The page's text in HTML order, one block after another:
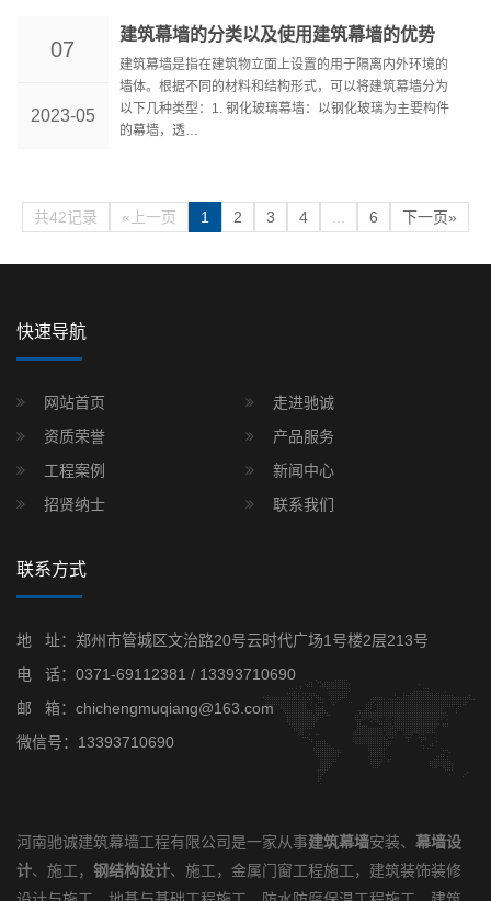
07
2023-05
建筑幕墙的分类以及使用建筑幕墙的优势
建筑幕墙是指在建筑物立面上设置的用于隔离内外环境的
墙体。根据不同的材料和结构形式，可以将建筑幕墙分为
以下几种类型：1. 钢化玻璃幕墙：以钢化玻璃为主要构件
的幕墙，透…
共42记录 «上一页 1 2 3 4 6 下一页»
快速导航
网站首页
走进驰诚
资质荣誉
产品服务
工程案例
新闻中心
招贤纳士
联系我们
联系方式
地 址：郑州市管城区文治路20号云时代广场1号楼2层213号
电 话： 0371-69112381 / 13393710690
邮 箱：chichengmuqiang@163.com
微信号：13393710690
河南驰诚建筑幕墙工程有限公司是一家从事建筑幕墙安装、 幕墙设
计、施工， 钢结构设计、施工，金属门窗工程施工，建筑装饰装修